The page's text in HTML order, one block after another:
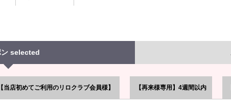
ン selected
【当店初めてご利用のリロクラブ会員様】 【再来様専用】4週間以内